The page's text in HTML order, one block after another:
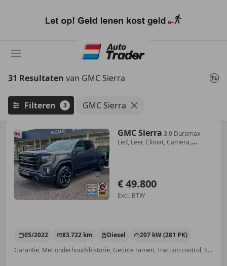
naar
31 Resultaten van GMC Sierra
Filteren 3 GMC Sierra
GMC Sierra 3.0 Duramax
Led, Leer, Climat, Camera,
€ 49.800
Excl. BTW
05/2022 83.722 km Diesel
207 kW (281 PK)
Garantie, Met onderhoudshistorie, Getinte ramen, Traction control, Stoelverwarming, Cruise control